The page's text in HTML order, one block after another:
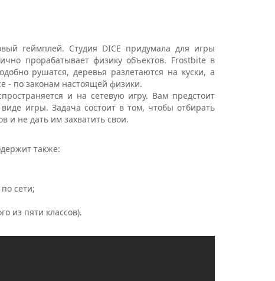
геймплей. Студия DICE придумала для игры
прорабатывает физику объектов. Frostbite в
рушатся, деревья разлетаются на куски, а
- по законам настоящей физики.
и на сетевую игру. Вам предстоит
игры. Задача состоит в том, чтобы отбирать
и не дать им захватить свои.
также:
сети;
из пяти классов).